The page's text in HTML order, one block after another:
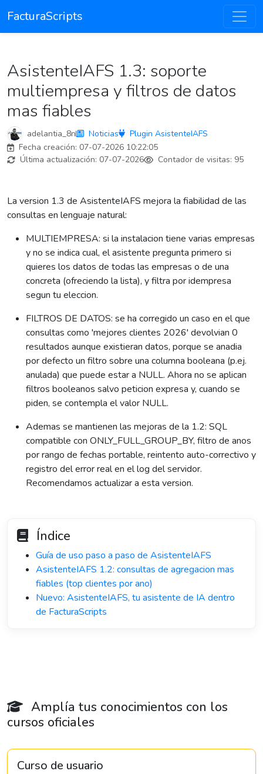
FacturaScripts
AsistenteIAFS 1.3: soporte
multiempresa y filtros de datos
mas fiables
adelantia_8n Noticias
Plugin AsistenteIAFS
Fecha creación: 07-07-2026 10:22:05
Última actualización: 07-07-2026 Contador de visitas: 95
La version 1.3 de AsistenteIAFS mejora la fiabilidad de las
consultas en lenguaje natural:
MULTIEMPRESA: si la instalacion tiene varias empresas
y no se indica cual, el asistente pregunta primero si
quieres los datos de todas las empresas o de una
concreta (ofreciendo la lista), y filtra por idempresa
segun tu eleccion.
FILTROS DE DATOS: se ha corregido un caso en el que
consultas como 'mejores clientes 2026' devolvian 0
resultados aunque existieran datos, porque se anadia
por defecto un filtro sobre una columna booleana (p.ej.
anulada) que puede estar a NULL. Ahora no se aplican
filtros booleanos salvo peticion expresa y, cuando se
piden, se contempla el valor NULL.
Ademas se mantienen las mejoras de la 1.2: SQL
compatible con ONLY_FULL_GROUP_BY, filtro de anos
por rango de fechas portable, reintento auto-correctivo y
registro del error real en el log del servidor.
Recomendamos actualizar a esta version.
Índice
Guía de uso paso a paso de AsistenteIAFS
AsistenteIAFS 1.2: consultas de agregacion mas
fiables (top clientes por ano)
Nuevo: AsistenteIAFS, tu asistente de IA dentro
de FacturaScripts
Amplía tus conocimientos con los
cursos oficiales
Curso de usuario